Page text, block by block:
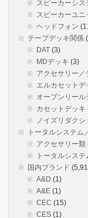
スピーカーシス
スピーカーユニ
ヘッドフォン
テープデッキ関係
DAT (3)
MDデッキ (3)
アクセサリー／
エルカセット
オープンリール
カセットデッキ
ノイズリダクシ
トータルシステム
アクセサリー類
トータルシステ
国内ブランド
A&D (1)
A&E (1)
CEC (15)
CES (1)